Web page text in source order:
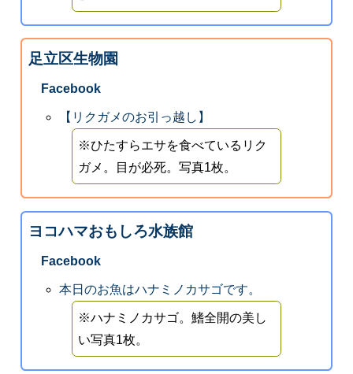
足立区生物園
Facebook
【リクガメのお引っ越し】
※ひたすらエサを食べているリク
ガメ。目が必死。写真1枚。
ヨコハマおもしろ水族館
Facebook
本日のお魚はハナミノカサゴです。
※ハナミノカサゴ。鰭全開の美し
い写真1枚。